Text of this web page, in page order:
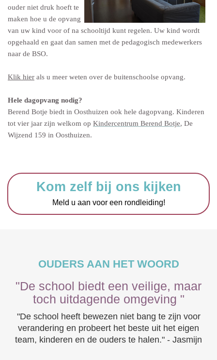
ouder niet druk hoeft te
maken hoe u de opvang
van uw kind voor of na schooltijd kunt regelen. Uw kind wordt
opgehaald en gaat dan samen met de pedagogisch medewerkers
naar de BSO.
Klik hier als u meer weten over de buitenschoolse opvang.
Hele dagopvang nodig?
Berend Botje biedt in Oosthuizen ook hele dagopvang. Kinderen
tot vier jaar zijn welkom op Kindercentrum Berend Botje, De
Wijzend 159 in Oosthuizen.
Kom zelf bij ons kijken
Meld u aan voor een rondleiding!
OUDERS AAN HET WOORD
"De school biedt een veilige, maar
toch uitdagende omgeving "
"De school heeft bewezen niet bang te zijn voor
verandering en probeert het beste uit het eigen
team, kinderen en de ouders te halen." - Jasmijn